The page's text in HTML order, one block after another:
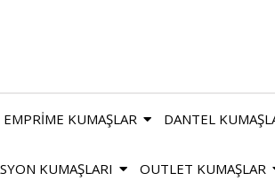
EMPRİME KUMAŞLAR DANTEL
KUMAŞLARI OUTLET KUMAŞLAR